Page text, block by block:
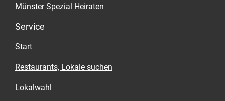
Münster Spezial Heiraten
Service
Start
Restaurants, Lokale suchen
Lokalwahl